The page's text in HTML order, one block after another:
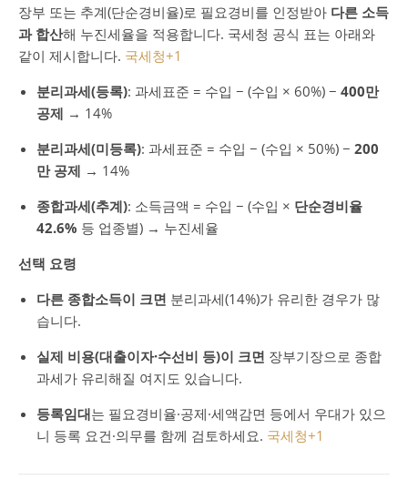
장부 또는 추계(단순경비율)로 필요경비를 인정받아 다른 소득
과 합산해 누진세율을 적용합니다. 국세청 공식 표는 아래와
같이 제시합니다. 국세청+1
분리과세(등록): 과세표준 = 수입 − (수입 × 60%) − 400만
공제 → 14%
분리과세(미등록): 과세표준 = 수입 − (수입 × 50%) − 200
만 공제 → 14%
종합과세(추계): 소득금액 = 수입 − (수입 × 단순경비율
42.6% 등 업종별) → 누진세율
선택 요령
다른 종합소득이 크면 분리과세(14%)가 유리한 경우가 많
습니다.
실제 비용(대출이자·수선비 등)이 크면 장부기장으로 종합
과세가 유리해질 여지도 있습니다.
등록임대는 필요경비율·공제·세액감면 등에서 우대가 있으
니 등록 요건·의무를 함께 검토하세요. 국세청+1